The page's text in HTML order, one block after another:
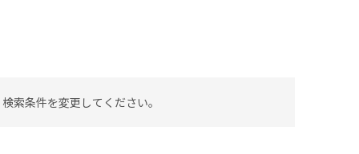
索条件を変更してください。